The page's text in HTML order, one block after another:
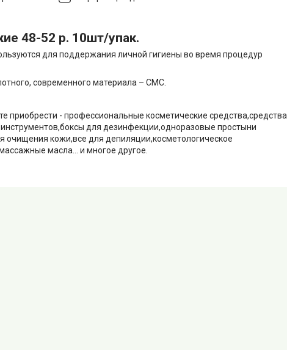
48-52 р. 10шт/упак.
для поддержания личной гигиены во время процедур
современного материала – СМС.
приобрести - профессиональные косметические средства,средства
для дезинфекции,одноразовые простыни
очищения кожи,все для депиляции,косметологическое
масла... и многое другое.